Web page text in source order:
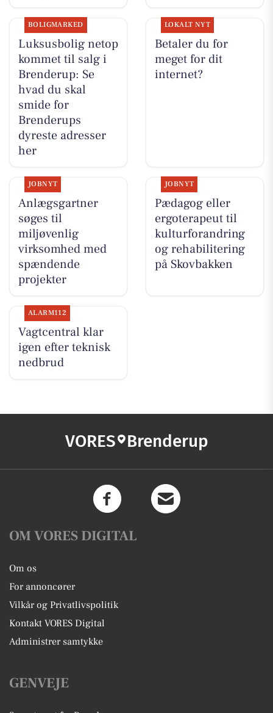
BOLIGMARKED
Luksusbolig netop
kommet til salg i
Brenderup: Se
hvad du skal
smide for
Brenderups
dyreste adresser
her
LOKALT NYT
Betaler du for
meget for dit
internet?
JOBNYT
Anlægsgartner
søges til
miljøvenlig
virksomhed med
spændende
projekter
JOBNYT
Pædagog eller
ergoterapeut til
kulturforandring
og rehabilitering
på Skovbakken
ALARM112
Vagtcentral klar
igen efter teknisk
nedbrud
VORES Brenderup
OM VORES DIGITAL
Om os
For annoncører
Vilkår og Privatlivspolitik
Kontakt VORES Digital
Administrer samtykke
GENVEJE